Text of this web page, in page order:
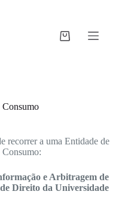
Carrinho
recorrer a uma Entidade de
e Arbitragem de
Direito da Universidade